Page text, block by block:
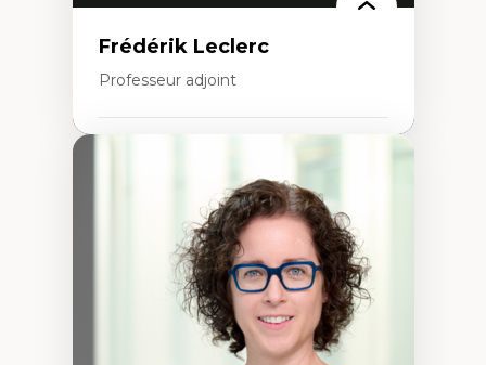
Frédérik Leclerc
Professeur adjoint
Théories et pratiques de l’urbanisme
Urbanisme durable
Histoire de l’urbanisme
Théories sur la
territorialité/territorialisation